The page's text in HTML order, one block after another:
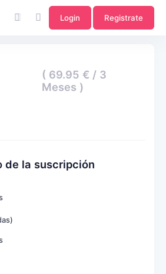
Login Registrate
( 69.95 € / 3
Meses )
de la suscripción